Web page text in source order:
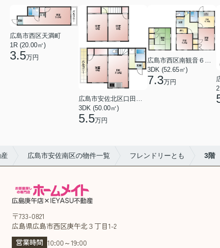
広島市西区天満町
1R (20.00㎡)
3.5万円
3DK (50.00㎡)
5.5万円
3DK (52.65㎡)
7.3万円
広島市安佐南区の物件一覧 フレンドリーとも 3階
〒733-0821
広島県広島市西区庚午北３丁目1-2
営業時間 10:00～19:00